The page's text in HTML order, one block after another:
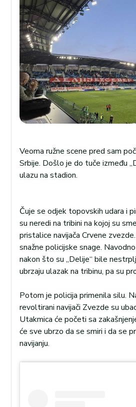
Veoma ružne scene pred sam
Srbije. Došlo je do tuče između
ulazu na stadion.
Čuje se odjek topovskih udara i
su neredi na tribini na kojoj su
pristalice navijača Crvene
snažne policijske snage.
nakon što su „Delije“ bile
ubrzaju ulazak na tribinu, pa su
Potom je policija primenila silu.
revoltirani navijači Zvezde su
Utakmica će početi sa
će sve ubrzo da se smiri i da se
navijanju.